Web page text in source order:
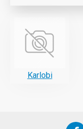
Karlobi